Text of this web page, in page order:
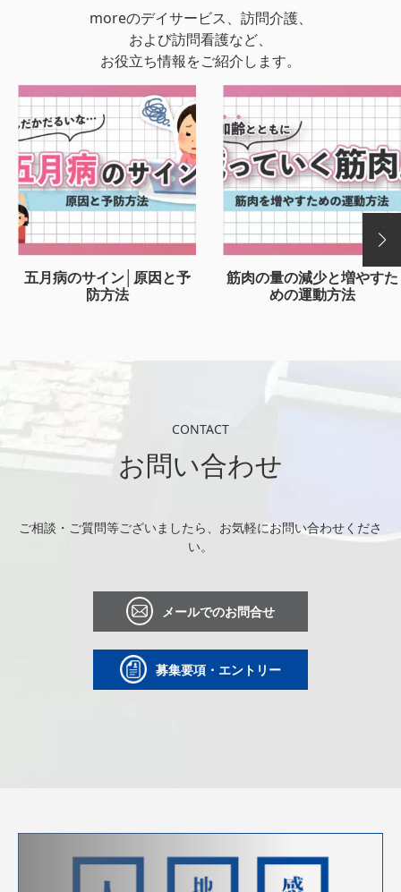
moreのデイサービス、訪問介護、
および訪問看護など、
お役立ち情報をご紹介します。
五月病のサイン│原因と予
防方法
筋肉の量の減少と増やすた
めの運動方法
CONTACT
お問い合わせ
ご相談・ご質問等ございましたら、お気軽にお問い合わせくださ
い。
メールでのお問合せ
募集要項・エントリー